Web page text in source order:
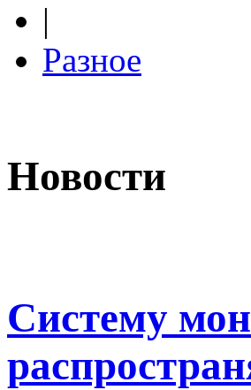
|
Разное
Новости
Систему